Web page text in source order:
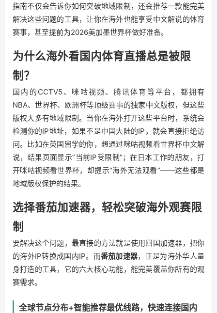
指南不仅会告诉你如何突破地域限制，还会推荐一款能完美
解决这些问题的工具，让你在海外也能享受中文解说的体育
赛事，甚至提前为2026美加墨世界杯做好准备。
为什么海外看国内体育直播总是被限
制？
国内的CCTV5、咪咕视频、腾讯体育等平台，都拥有
NBA、世界杯、欧洲杯等顶级赛事的独家中文版权，但这些
版权大多有地域限制。当你在海外打开这些平台时，系统会
检测你的IP地址，如果不是中国大陆的IP，就会直接拒绝访
问。比如在英国留学的你，想通过咪咕视频看世界杯中文解
说，结果页面显示“当前IP受限制”；在日本工作的朋友，打
开咪咕视频看世界杯，却提示“海外无法观看”——这些都是
地域版权保护的结果。
选择番茄加速器，轻松突破海外观赛限
制
要解决这个问题，最直接的方法就是使用回国加速器，把你
的海外IP转换成国内IP。而番茄加速器，正是为海外华人量
身打造的工具，它的六大核心功能，能完美覆盖你所有的观
赛需求。
全球节点分布+智能推荐最优线路，快速连接国内